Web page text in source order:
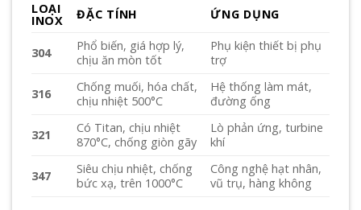
LOẠI
INOX ĐẶC TÍNH ỨNG DỤNG
304
Phổ biến, giá hợp lý,
chịu ăn mòn tốt
Phụ kiện thiết bị phụ
trợ
316
Chống muối, hóa chất,
chịu nhiệt 500°C
Hệ thống làm mát,
đường ống
321
Có Titan, chịu nhiệt
870°C, chống giòn gãy
Lò phản ứng, turbine
khí
347
Siêu chịu nhiệt, chống
bức xạ, trên 1000°C
Công nghệ hạt nhân,
vũ trụ, hàng không